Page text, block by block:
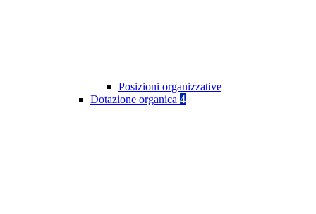
Posizioni organizzative
Dotazione organica 4